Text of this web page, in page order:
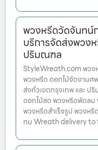
พวงหรีดวัดจันทน์
บริการจัดส่งพวงห
ปริมณฑล
StyleWreath.com พวง
พวงหรีด ดอกไม้จัดงานศ
ส่งทั่วเขตกรุงเทพ และ ป
ดอกไม้สด พวงหรีดพัดลม
พวงหรีดสำเร็จรูป พวงห
ทม Wreath delivery